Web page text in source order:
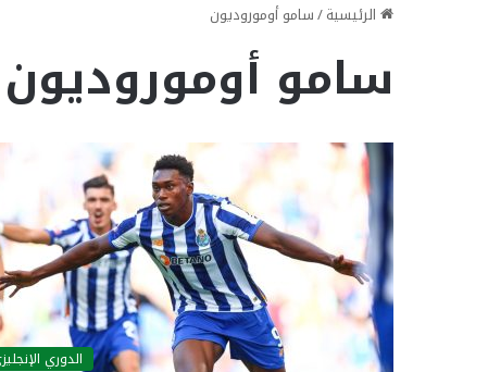
الرئيسية/سامو أوموروديون
سامو أوموروديون
الدوري